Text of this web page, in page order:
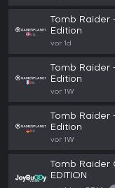
Tomb
Edition
vor 1d
Tomb
Edition
vor 1W
Tomb
Edition
vor 1W
Tomb Raider
EDITION